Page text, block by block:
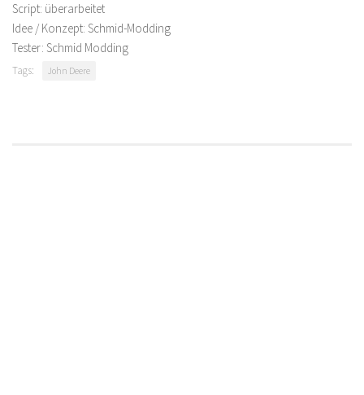
Script: überarbeitet
Idee / Konzept: Schmid-Modding
Tester: Schmid Modding
Tags: John Deere